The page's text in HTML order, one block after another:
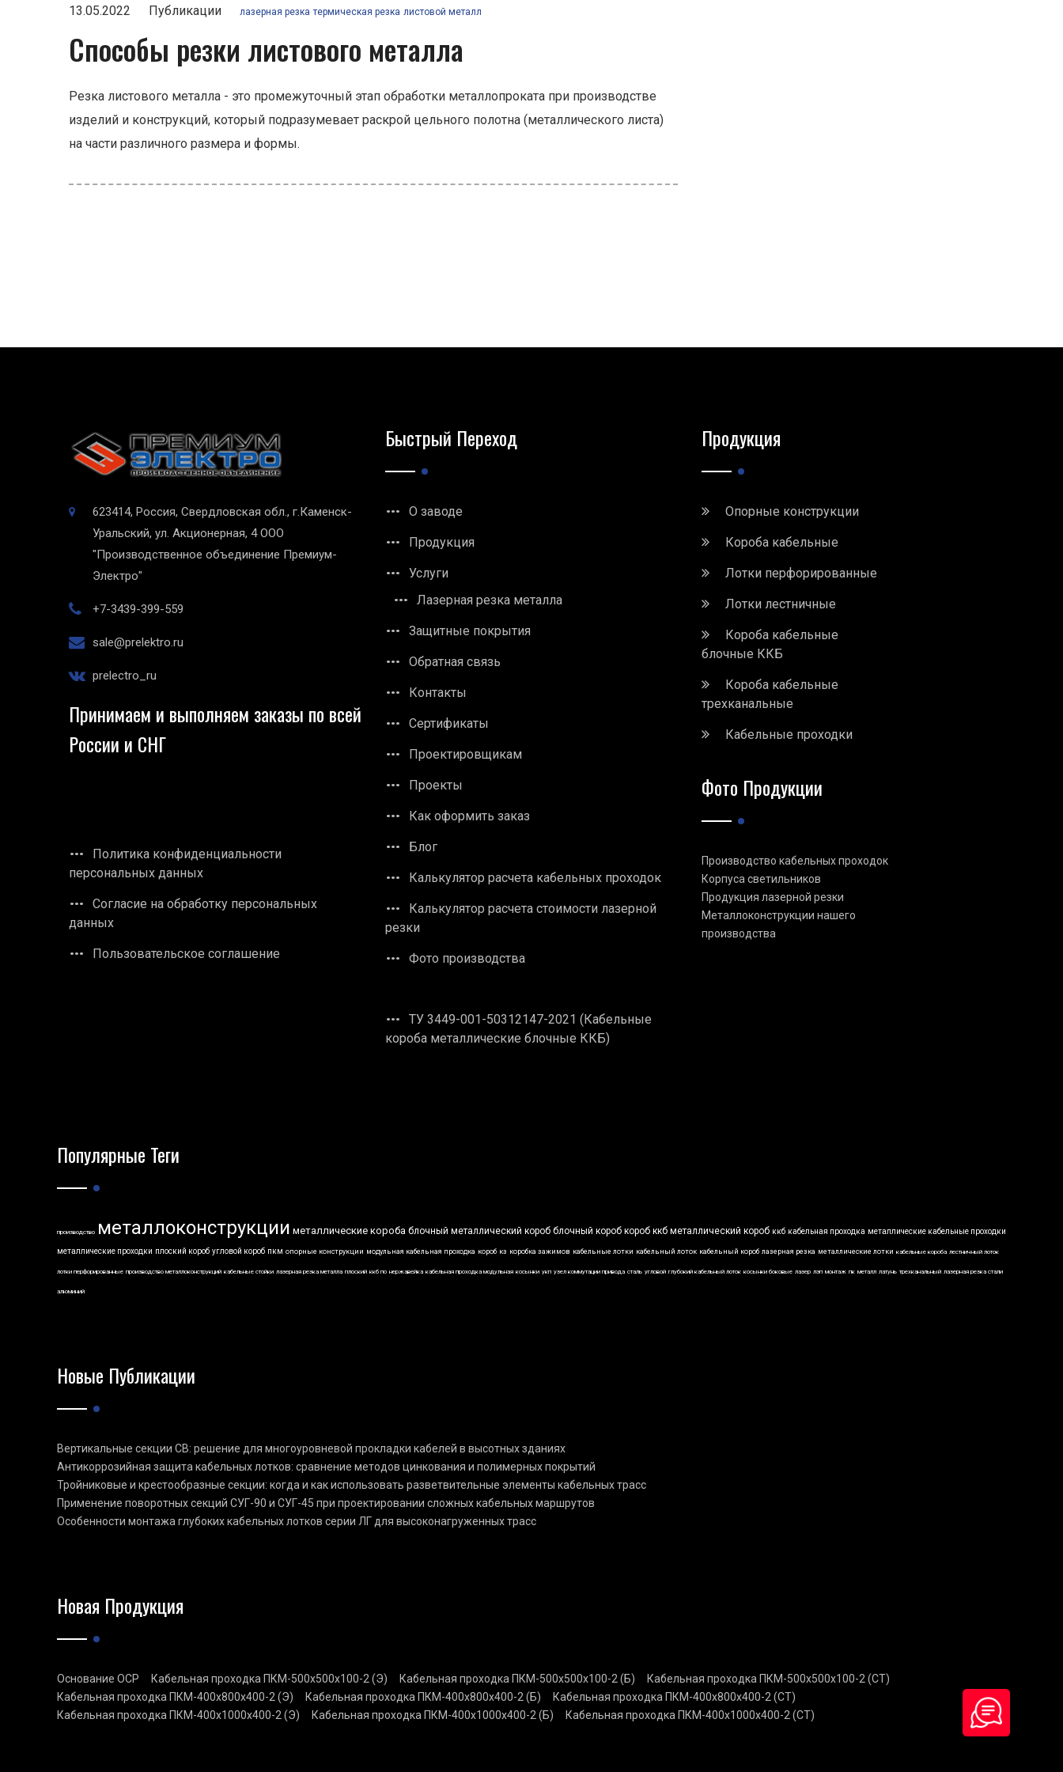
13.05.2022 Публикации лазерная резка термическая резка листовой металл
Способы резки листового металла
Резка листового металла - это промежуточный этап обработки металлопроката при производстве
изделий и конструкций, который подразумевает раскрой цельного полотна (металлического листа)
на части различного размера и формы.
623414, Россия, Свердловская обл., г.Каменск-
Уральский, ул. Акционерная, 4 ООО
"Производственное объединение Премиум-
Электро"
+7-3439-399-559
sale@prelektro.ru
prelectro_ru
Принимаем и выполняем заказы по всей
России и СНГ
Политика конфиденциальности
персональных данных
Согласие на обработку персональных
данных
Пользовательское соглашение
Быстрый Переход
О заводе
Продукция
Услуги
Лазерная резка металла
Защитные покрытия
Обратная связь
Контакты
Сертификаты
Проектировщикам
Проекты
Как оформить заказ
Блог
Калькулятор расчета кабельных проходок
Калькулятор расчета стоимости лазерной
резки
Фото производства
ТУ 3449-001-50312147-2021 (Кабельные
короба металлические блочные ККБ)
Продукция
Опорные конструкции
Короба кабельные
Лотки перфорированные
Лотки лестничные
Короба кабельные
блочные ККБ
Короба кабельные
трехканальные
Кабельные проходки
Фото Продукции
Производство кабельных проходок
Корпуса светильников
Продукция лазерной резки
Металлоконструкции нашего
производства
Популярные Теги
производство металлоконструкции металлические короба блочный металлический короб блочный короб короб ккб металлический короб ккб кабельная проходка металлические кабельные проходки
металлические проходки плоский короб угловой короб пкм опорные конструкции модульная кабельная проходка короб кз коробка зажимов кабельные лотки кабельный лоток кабельный короб лазерная резка металлические лотки кабельные короба лестничный лоток
лотки перфорированные производство металлоконструкций кабельные стойки лазерная резка металла плоский ккб по нержавейка кабельная проходка модульная косынки укп узел коммутации привода сталь угловой глубокий кабельный лоток косынки боковые лазер лэп монтаж пк металл латунь трехканальный лазерная резка стали
алюминий
Новые Публикации
Вертикальные секции СВ: решение для многоуровневой прокладки кабелей в высотных зданиях
Антикоррозийная защита кабельных лотков: сравнение методов цинкования и полимерных покрытий
Тройниковые и крестообразные секции: когда и как использовать разветвительные элементы кабельных трасс
Применение поворотных секций СУГ-90 и СУГ-45 при проектировании сложных кабельных маршрутов
Особенности монтажа глубоких кабельных лотков серии ЛГ для высоконагруженных трасс
Новая Продукция
Основание ОСР Кабельная проходка ПКМ-500х500х100-2 (Э) Кабельная проходка ПКМ-500х500х100-2 (Б)
Кабельная проходка ПКМ-500х500х100-2 (СТ)
Кабельная проходка ПКМ-400х800х400-2 (Э)
Кабельная проходка ПКМ-400х800х400-2 (Б)
Кабельная проходка ПКМ-400х800х400-2 (СТ)
Кабельная проходка ПКМ-400х1000х400-2 (Э)
Кабельная проходка ПКМ-400х1000х400-2 (Б) Кабельная проходка ПКМ-400х1000х400-2 (СТ)